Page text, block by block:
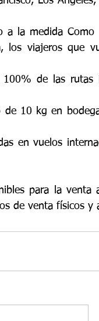
a la medida
los viajeros que
de las rutas
10 kg en
en vuelos
para la
de venta físicos y